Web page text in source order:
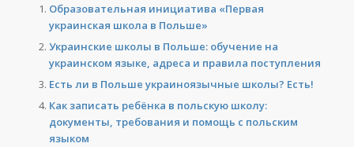
Образовательная инициатива «Первая
украинская школа в Польше»
Украинские школы в Польше: обучение на
украинском языке, адреса и правила поступления
Есть ли в Польше украиноязычные школы? Есть!
Как записать ребёнка в польскую школу:
документы, требования и помощь с польским
языком